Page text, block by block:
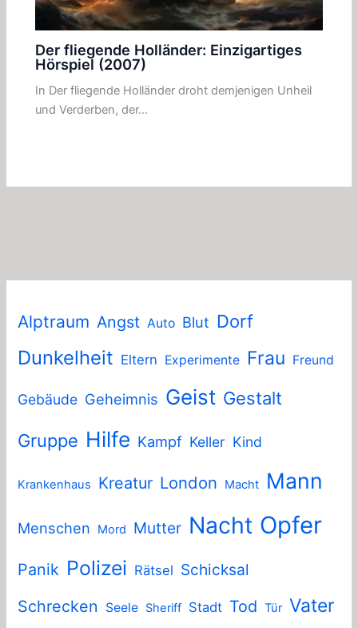
Alptraum Angst Auto Blut Dorf
Dunkelheit Eltern Experimente Frau Freund
Gebäude Geheimnis Geist Gestalt
Gruppe Hilfe Kampf Keller Kind
Krankenhaus Kreatur London Macht Mann
Menschen Mord Mutter Nacht Opfer
Panik Polizei Rätsel Schicksal
Schrecken
Seele Sheriff Stadt Tod Tür Vater
Der fliegende Holländer: Einzigartiges
Hörspiel (2007)
In Der fliegende Holländer droht demjenigen Unheil
und Verderben, der…